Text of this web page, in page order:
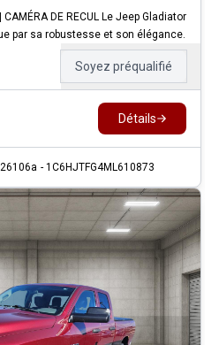
CAMÉRA DE RECUL Le Jeep Gladiator
par sa robustesse et son élégance.
Soyez préqualifié
Détails
- 1C6HJTFG4ML610873